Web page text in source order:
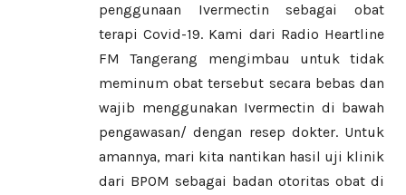
penggunaan Ivermectin sebagai obat
terapi Covid-19. Kami dari Radio Heartline
FM Tangerang mengimbau untuk tidak
meminum obat tersebut secara bebas dan
wajib menggunakan Ivermectin di bawah
pengawasan/ dengan resep dokter. Untuk
amannya, mari kita nantikan hasil uji klinik
dari BPOM sebagai badan otoritas obat di